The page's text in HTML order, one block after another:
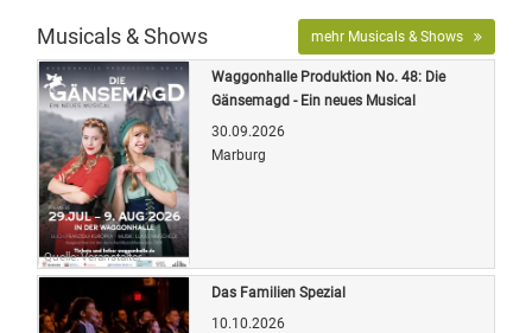
Musicals & Shows mehr Musicals & Shows
Quelle: Veranstalter
Waggonhalle Produktion No. 48: Die
Gänsemagd - Ein neues Musical
30.09.2026
Marburg
Das Familien Spezial
10.10.2026